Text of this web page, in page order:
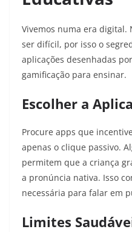
Vivemos numa era digital.
ser difícil, por isso o
aplicações desenhadas
gamificação para ensinar.
Escolher a
Procure apps que
apenas o clique passivo.
permitem que a criança
a pronúncia nativa. Isso
necessária para falar em
Limites